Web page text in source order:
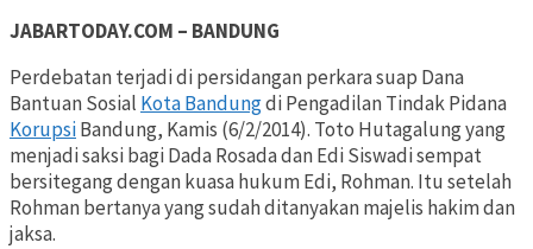
JABARTODAY.COM – BANDUNG
Perdebatan terjadi di persidangan perkara suap Dana
Bantuan Sosial Kota Bandungdi Pengadilan Tindak Pidana
KorupsiBandung, Kamis (6/2/2014). Toto Hutagalung yang
menjadi saksi bagi Dada Rosada dan Edi Siswadi sempat
bersitegang dengan kuasa hukum Edi, Rohman. Itu setelah
Rohman bertanya yang sudah ditanyakan majelis hakim dan
jaksa.